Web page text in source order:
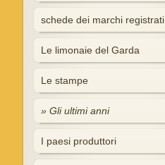
schede dei marchi registrati
Le limonaie del Garda
Le stampe
Gli ultimi anni
I paesi produttori